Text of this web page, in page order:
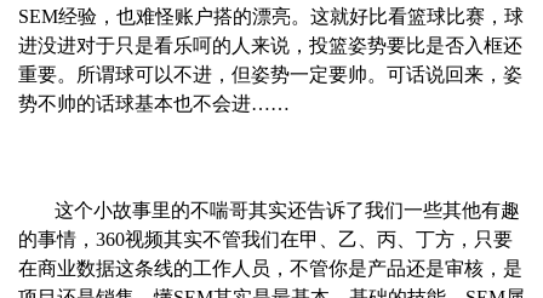
SEM经验，也难怪账户搭的漂亮。这就好比看篮球比赛，球
进没进对于只是看乐呵的人来说，投篮姿势要比是否入框还
重要。所谓球可以不进，但姿势一定要帅。可话说回来，姿
势不帅的话球基本也不会进……
这个小故事里的不喘哥其实还告诉了我们一些其他有趣
的事情，360视频其实不管我们在甲、乙、丙、丁方，只要
在商业数据这条线的工作人员，不管你是产品还是审核，是